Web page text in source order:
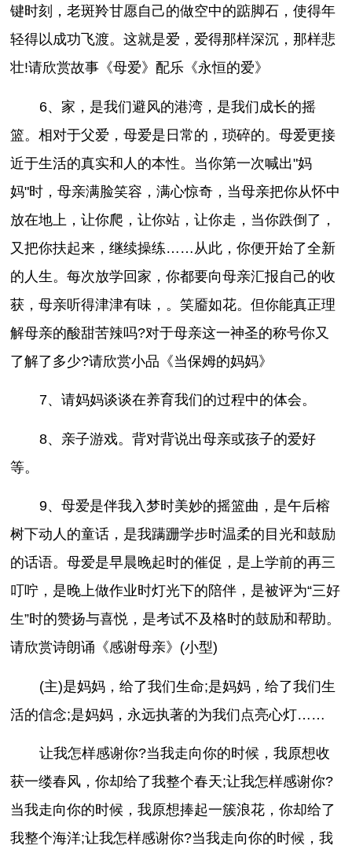
键时刻，老斑羚甘愿自己的做空中的踮脚石，使得年
轻得以成功飞渡。这就是爱，爱得那样深沉，那样悲
壮!请欣赏故事《母爱》配乐《永恒的爱》
6、家，是我们避风的港湾，是我们成长的摇
篮。相对于父爱，母爱是日常的，琐碎的。母爱更接
近于生活的真实和人的本性。当你第一次喊出"妈
妈"时，母亲满脸笑容，满心惊奇，当母亲把你从怀中
放在地上，让你爬，让你站，让你走，当你跌倒了，
又把你扶起来，继续操练……从此，你便开始了全新
的人生。每次放学回家，你都要向母亲汇报自己的收
获，母亲听得津津有味，。笑靥如花。但你能真正理
解母亲的酸甜苦辣吗?对于母亲这一神圣的称号你又
了解了多少?请欣赏小品《当保姆的妈妈》
7、请妈妈谈谈在养育我们的过程中的体会。
8、亲子游戏。背对背说出母亲或孩子的爱好
等。
9、母爱是伴我入梦时美妙的摇篮曲，是午后榕
树下动人的童话，是我蹒跚学步时温柔的目光和鼓励
的话语。母爱是早晨晚起时的催促，是上学前的再三
叮咛，是晚上做作业时灯光下的陪伴，是被评为“三好
生”时的赞扬与喜悦，是考试不及格时的鼓励和帮助。
请欣赏诗朗诵《感谢母亲》(小型)
(主)是妈妈，给了我们生命;是妈妈，给了我们生
活的信念;是妈妈，永远执著的为我们点亮心灯……
让我怎样感谢你?当我走向你的时候，我原想收
获一缕春风，你却给了我整个春天;让我怎样感谢你?
当我走向你的时候，我原想捧起一簇浪花，你却给了
我整个海洋;让我怎样感谢你?当我走向你的时候，我